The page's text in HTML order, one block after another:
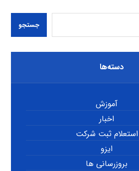
جستجو
دسته‌ها
آموزش
اخبار
استعلام ثبت شرکت
ایزو
بروزرسانی ها